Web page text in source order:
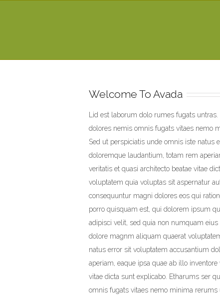
Welcome To Avada
Lid est laborum dolo rumes fugats
dolores nemis omnis fugats vitaes nemo
Sed ut perspiciatis unde omnis iste natus
doloremque laudantium, totam rem
veritatis et quasi architecto beatae vitae
voluptatem quia voluptas sit aspernatur
consequuntur magni dolores eos qui
porro quisquam est, qui dolorem ipsum
adipisci velit, sed quia non numquam
dolore magnm aliquam quaerat
natus error sit voluptatem accusantium
aperiam, eaque ipsa quae ab illo
vitae dicta sunt explicabo. Etharums ser
omnis fugats vitaes nemo minima rerums